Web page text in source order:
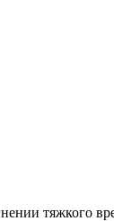
тяжкого